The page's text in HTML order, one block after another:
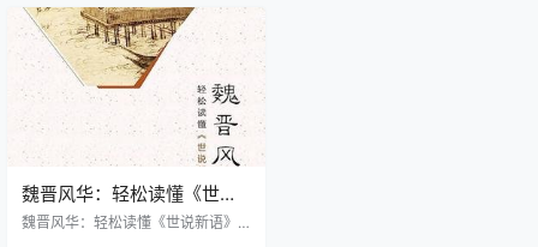
魏晋风华：轻松读懂《世说
新语》
魏晋风华：轻松读懂《世说新语》